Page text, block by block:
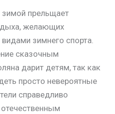
зимой прельщает
желающих
зимнего спорта.
сказочным
дарит детям, так как
просто невероятные
справедливо